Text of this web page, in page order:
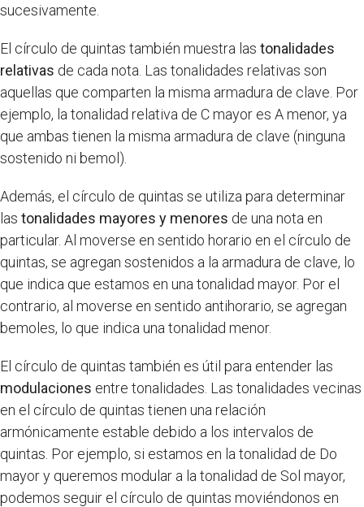
sucesivamente.
El círculo de quintas también muestra las tonalidades
relativas de cada nota. Las tonalidades relativas son
aquellas que comparten la misma armadura de clave. Por
ejemplo, la tonalidad relativa de C mayor es A menor, ya
que ambas tienen la misma armadura de clave (ninguna
sostenido ni bemol).
Además, el círculo de quintas se utiliza para determinar
las tonalidades mayores y menores de una nota en
particular. Al moverse en sentido horario en el círculo de
quintas, se agregan sostenidos a la armadura de clave, lo
que indica que estamos en una tonalidad mayor. Por el
contrario, al moverse en sentido antihorario, se agregan
bemoles, lo que indica una tonalidad menor.
El círculo de quintas también es útil para entender las
modulaciones entre tonalidades. Las tonalidades vecinas
en el círculo de quintas tienen una relación
armónicamente estable debido a los intervalos de
quintas. Por ejemplo, si estamos en la tonalidad de Do
mayor y queremos modular a la tonalidad de Sol mayor,
podemos seguir el círculo de quintas moviéndonos en